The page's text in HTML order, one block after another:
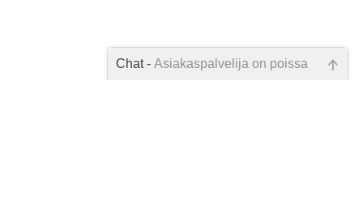
Chat -Asiakaspalvelija on poissa